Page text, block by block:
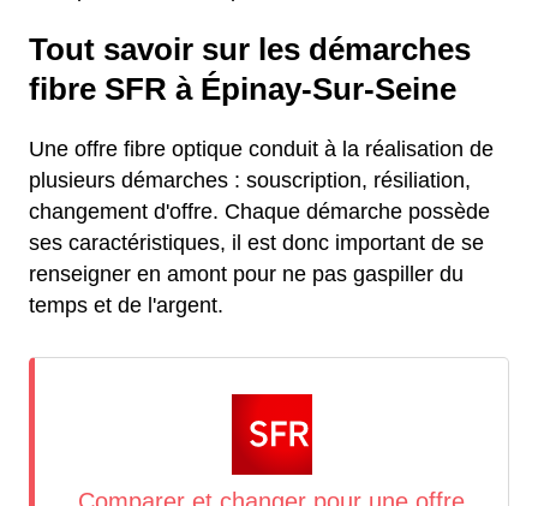
Tout savoir sur les démarches
fibre SFR à Épinay-Sur-Seine
Une offre fibre optique conduit à la réalisation de
plusieurs démarches : souscription, résiliation,
changement d'offre. Chaque démarche possède
ses caractéristiques, il est donc important de se
renseigner en amont pour ne pas gaspiller du
temps et de l'argent.